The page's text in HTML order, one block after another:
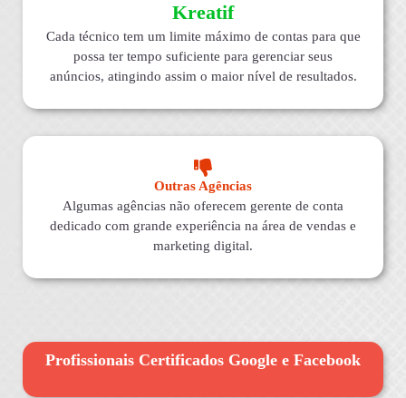
Kreatif
Cada técnico tem um limite máximo de contas para que
possa ter tempo suficiente para gerenciar seus
anúncios, atingindo assim o maior nível de resultados.
Outras Agências
Algumas agências não oferecem gerente de conta
dedicado com grande experiência na área de vendas e
marketing digital.
Profissionais Certificados Google e Facebook